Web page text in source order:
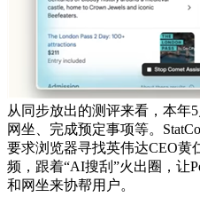
从同步放出的测评来看，本年
网坐、完成预定事项等。
要求浏览器寻找英伟达CEO黄
频，跟着“AI搜刮”火出圈，让
和网坐来协帮用户。